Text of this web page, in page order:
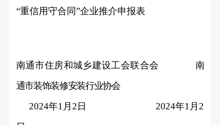
“重信用守合同”企业推介申报表
南通市住房和城乡建设工会联合会
南
通市装饰装修安装行业协会
2024年1月2日 2024年1月2